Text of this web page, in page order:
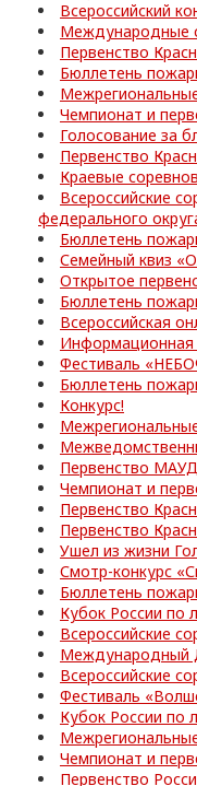
Всероссийский
Международные
Первенство
Бюллетень
Чемпионат и
Голосование за
Первенство
Краевые
Всероссийские
федерального
Бюллетень
Семейный квиз
Открытое
Бюллетень
Всероссийская
Информационная
Фестиваль
Бюллетень
Конкурс!
Первенство
Чемпионат и
Первенство
Первенство
Ушел из жизни
Смотр-конкурс
Бюллетень
Кубок России по
Всероссийские
Международный
Всероссийские
Фестиваль
Кубок России по
Чемпионат и
Первенство